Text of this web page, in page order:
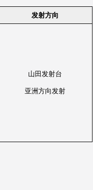
发射方向
山田发射台
亚洲方向发射